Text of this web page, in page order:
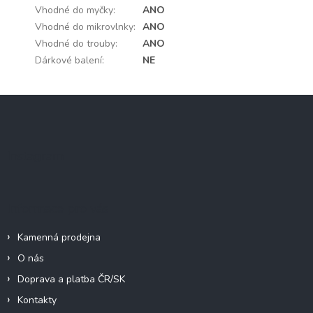
Vhodné do myčky:
ANO
Vhodné do mikrovlnky: ANO
Vhodné do trouby:
ANO
Dárkové balení: NE
Z
Kamenná prodejna
O nás
Doprava a platba ČR/SK
Kontakty